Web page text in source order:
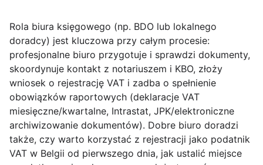
Rola biura księgowego (np. BDO lub lokalnego
doradcy) jest kluczowa przy całym procesie:
profesjonalne biuro przygotuje i sprawdzi dokumenty,
skoordynuje kontakt z notariuszem i KBO, złoży
wniosek o rejestrację VAT i zadba o spełnienie
obowiązków raportowych (deklaracje VAT
miesięczne/kwartalne, Intrastat, JPK/elektroniczne
archiwizowanie dokumentów). Dobre biuro doradzi
także, czy warto korzystać z rejestracji jako podatnik
VAT w Belgii od pierwszego dnia, jak ustalić miejsce